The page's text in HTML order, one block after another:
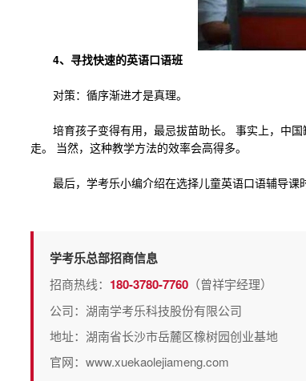
4、寻找快速的英语口语班
对策：循序渐进才是真理。
培育孩子变得有用，最忌拔苗助长。 事实上，中国
走。 当然，这种教学方法的效率会高得多。
最后，学考乐小编介绍在选择儿童英语口语辅导课
学考乐总部招商信息
招商热线： 180-3780-7760 （曾祥宇经理）
公司：湖南学考乐科技股份有限公司
地址：湖南省长沙市岳麓区橡树园创业基地
官网：www.xuekaolejiameng.com